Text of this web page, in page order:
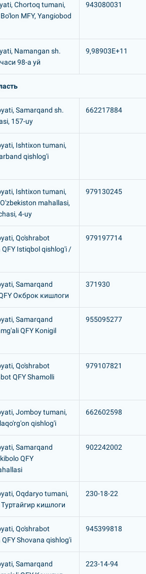
Chortoq tumani,
MFY, Yangiobod
943080031
Namangan sh.
98-а уй
9,98903E+11
Samarqand sh.
157-uy
662217884
Ishtixon tumani,
qishlog'i
Ishtixon tumani,
mahallasi,
4-uy
979130245
Qo'shrabot
Istiqbol qishlog'i /
979197714
Samarqand
Окброк кишлоги
371930
Samarqand
QFY Konigil
955095277
Qo'shrabot
QFY Shamolli
979107821
Jomboy tumani,
qishlog'i
662602598
Samarqand
QFY
902242002
Oqdaryo tumani,
кишлоги
230-18-22
Qo'shrabot
Shovana qishlog'i
945399818
Samarqand
223-14-94